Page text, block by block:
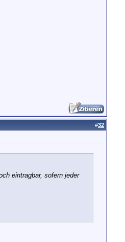
#32
eintragbar, sofern jeder